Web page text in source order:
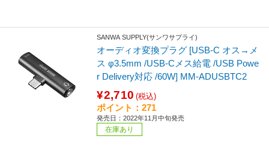
SANWA SUPPLY(サンワサプライ)
オーディオ変換プラグ [USB-C オス→メ
ス φ3.5mm /USB-Cメス給電 /USB Powe
r Delivery対応 /60W] MM-ADUSBTC2
¥2,710 (税込)
ポイント：271
発売日：2022年11月中旬発売
在庫あり